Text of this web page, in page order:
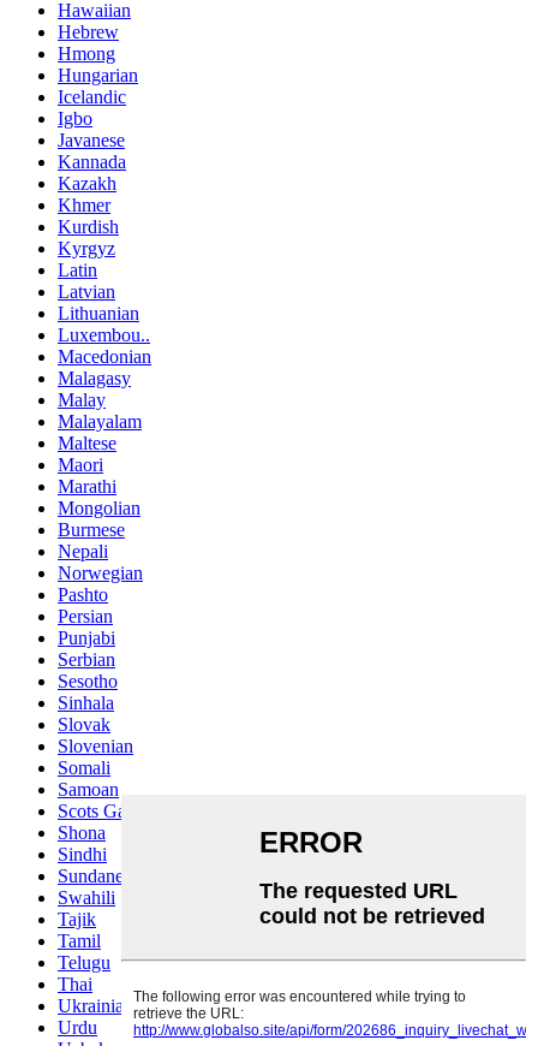
Hawaiian
Hebrew
Hmong
Hungarian
Icelandic
Igbo
Javanese
Kannada
Kazakh
Khmer
Kurdish
Kyrgyz
Latin
Latvian
Lithuanian
Luxembou..
Macedonian
Malagasy
Malay
Malayalam
Maltese
Maori
Marathi
Mongolian
Burmese
Nepali
Norwegian
Pashto
Persian
Punjabi
Serbian
Sesotho
Sinhala
Slovak
Slovenian
Somali
Samoan
Scots Gaelic
Shona
Sindhi
Sundanese
Swahili
Tajik
Tamil
Telugu
Thai
Ukrainian
Urdu